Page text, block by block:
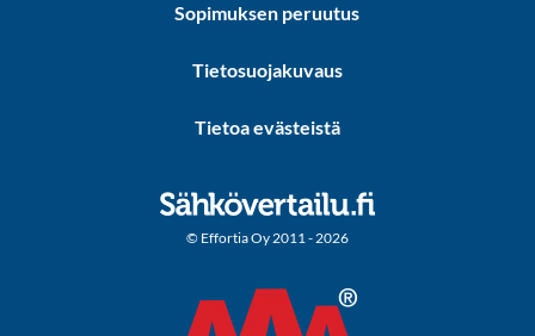
Sopimuksen peruutus
Tietosuojakuvaus
Tietoa evästeistä
© Effortia Oy 2011 - 2026